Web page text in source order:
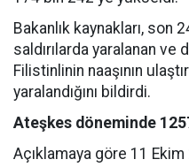
Bakanlık kaynakları, son
saldırılarda yaralanan ve
Filistinlinin naaşının
yaralandığını bildirdi.
Ateşkes döneminde
Açıklamaya göre 11